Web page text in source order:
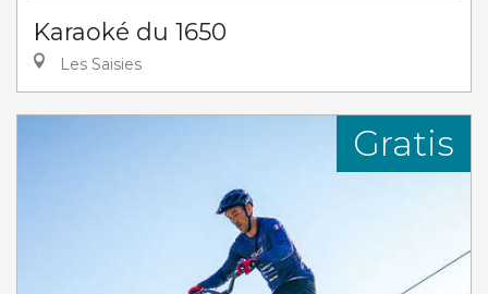
Karaoké du 1650
Les Saisies
Gratis